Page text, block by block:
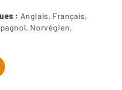
: Anglais, Français,
Norvégien,